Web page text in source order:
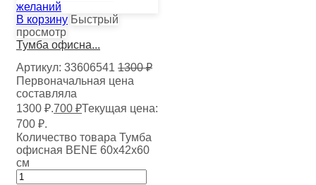
желаний
В корзину Быстрый
просмотр
Тумба офисна...
Артикул: 33606541 1300₽
Первоначальная цена
составляла
1300 ₽.700 ₽Текущая цена:
700 ₽.
Количество товара Тумба
офисная BENE 60х42х60
см